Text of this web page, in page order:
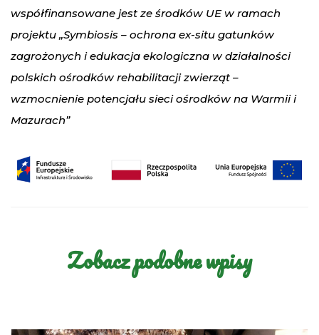
współfinansowane jest ze środków UE w ramach
projektu „Symbiosis – ochrona ex-situ gatunków
zagrożonych i edukacja ekologiczna w działalności
polskich ośrodków rehabilitacji zwierząt –
wzmocnienie potencjału sieci ośrodków na Warmii i
Mazurach”
Zobacz podobne wpisy